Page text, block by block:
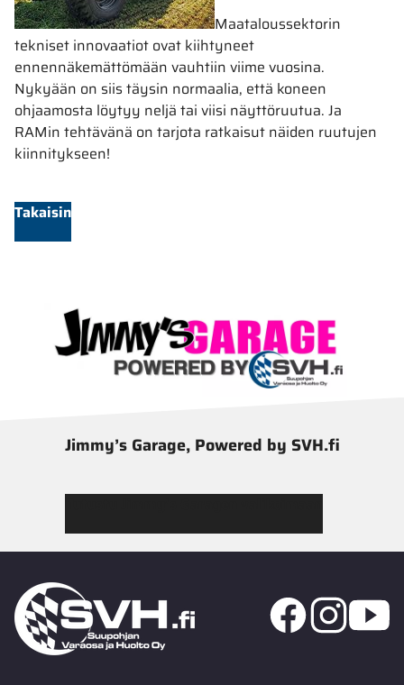
Maataloussektorin
tekniset innovaatiot ovat kiihtyneet
ennennäkemättömään vauhtiin viime vuosina.
Nykyään on siis täysin normaalia, että koneen
ohjaamosta löytyy neljä tai viisi näyttöruutua. Ja
RAMin tehtävänä on tarjota ratkaisut näiden ruutujen
kiinnitykseen!
Takaisin
Jimmy’s Garage, Powered by SVH.fi